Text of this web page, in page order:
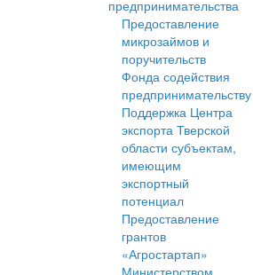
предпринимательства
Предоставление
микрозаймов и
поручительств
Фонда содействия
предпринимательству
Поддержка Центра
экспорта Тверской
области субъектам,
имеющим
экспортный
потенциал
Предоставление
грантов
«Агростартап»